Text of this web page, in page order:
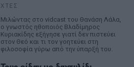
ΧΤΕΣ
Μιλώντας στο vidcast του Θανάση Λάλα,
ο γνωστός ηθοποιός Βλαδίμηρος
Κυριακίδης εξήγησε γιατί δεν πιστεύει
στον Θεό και τι τον γοητεύει στη
φιλοσοφία γύρω από την ύπαρξή του.